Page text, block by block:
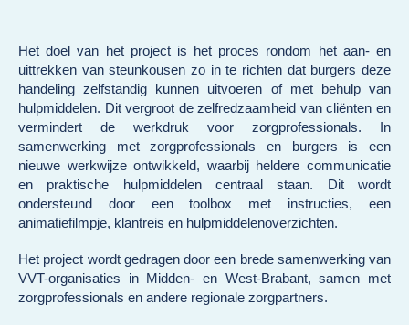
Het doel van het project is het proces rondom het aan- en
uittrekken van steunkousen zo in te richten dat burgers deze
handeling zelfstandig kunnen uitvoeren of met behulp van
hulpmiddelen. Dit vergroot de zelfredzaamheid van cliënten en
vermindert de werkdruk voor zorgprofessionals. In
samenwerking met zorgprofessionals en burgers is een
nieuwe werkwijze ontwikkeld, waarbij heldere communicatie
en praktische hulpmiddelen centraal staan. Dit wordt
ondersteund door een toolbox met instructies, een
animatiefilmpje, klantreis en hulpmiddelenoverzichten.
Het project wordt gedragen door een brede samenwerking van
VVT-organisaties in Midden- en West-Brabant, samen met
zorgprofessionals en andere regionale zorgpartners.